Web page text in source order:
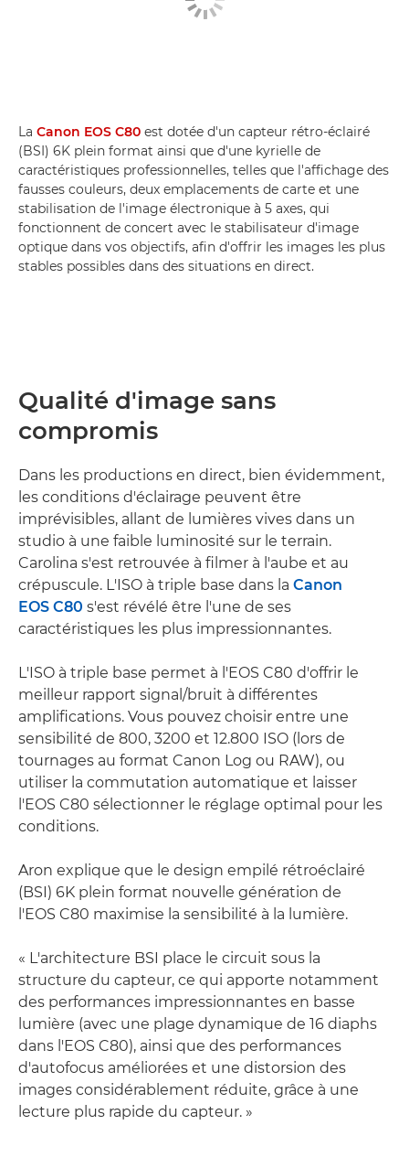
La Canon EOS C80 est dotée d'un capteur rétro-éclairé
(BSI) 6K plein format ainsi que d'une kyrielle de
caractéristiques professionnelles, telles que l'affichage des
fausses couleurs, deux emplacements de carte et une
stabilisation de l'image électronique à 5 axes, qui
fonctionnent de concert avec le stabilisateur d'image
optique dans vos objectifs, afin d'offrir les images les plus
stables possibles dans des situations en direct.
Qualité d'image sans
compromis
Dans les productions en direct, bien évidemment,
les conditions d'éclairage peuvent être
imprévisibles, allant de lumières vives dans un
studio à une faible luminosité sur le terrain.
Carolina s'est retrouvée à filmer à l'aube et au
crépuscule. L'ISO à triple base dans la Canon
EOS C80 s'est révélé être l'une de ses
caractéristiques les plus impressionnantes.
L'ISO à triple base permet à l'EOS C80 d'offrir le
meilleur rapport signal/bruit à différentes
amplifications. Vous pouvez choisir entre une
sensibilité de 800, 3200 et 12.800 ISO (lors de
tournages au format Canon Log ou RAW), ou
utiliser la commutation automatique et laisser
l'EOS C80 sélectionner le réglage optimal pour les
conditions.
Aron explique que le design empilé rétroéclairé
(BSI) 6K plein format nouvelle génération de
l'EOS C80 maximise la sensibilité à la lumière.
« L'architecture BSI place le circuit sous la
structure du capteur, ce qui apporte notamment
des performances impressionnantes en basse
lumière (avec une plage dynamique de 16 diaphs
dans l'EOS C80), ainsi que des performances
d'autofocus améliorées et une distorsion des
images considérablement réduite, grâce à une
lecture plus rapide du capteur. »